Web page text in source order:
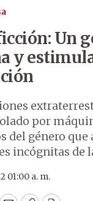
Un
y
por
del género que
incógnitas de
01:00 a. m.